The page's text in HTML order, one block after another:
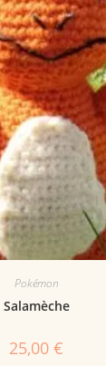
Pokémon
Salamèche
25,00 €